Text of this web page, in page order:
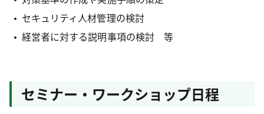
セキュリティ人材管理の検討
経営者に対する説明事項の検討 等
セミナー・ワークショップ日程